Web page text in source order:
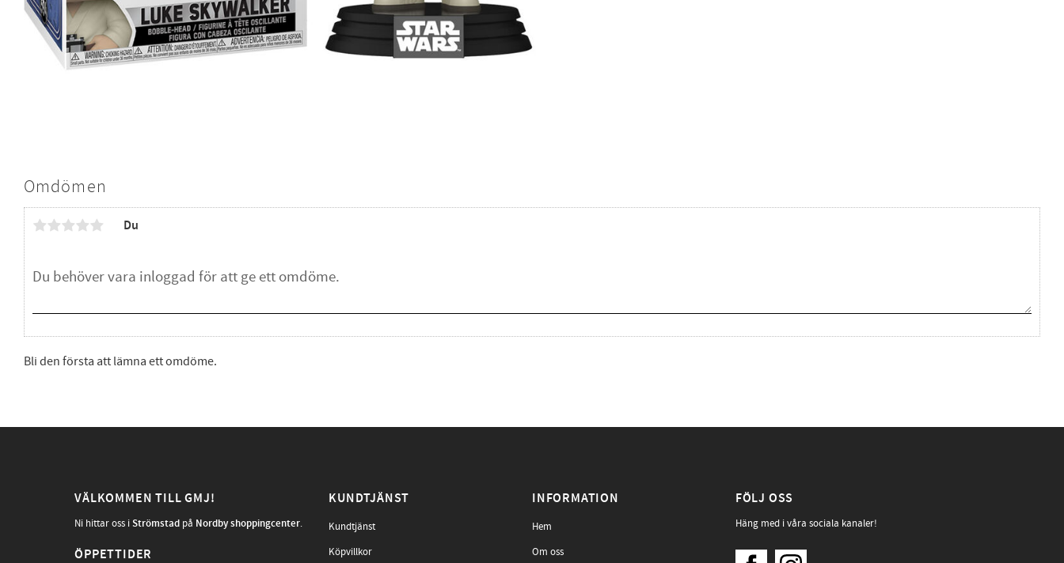
Omdömen
Du
Bli den första att lämna ett omdöme.
VÄLKOMMEN TILL GMJ!
Ni hittar oss iStrömstad på Nordby shoppingcenter.
ÖPPETTIDER
KUNDTJÄNST
Kundtjänst
Köpvillkor
INFORMATION
Hem
Om oss
FÖLJ OSS
Häng med i våra sociala kanaler!